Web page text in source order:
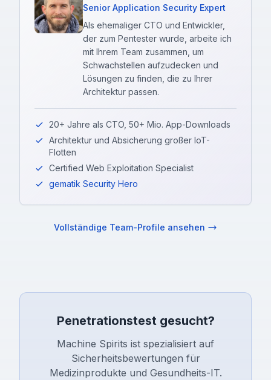
Senior Application Security Expert
Als ehemaliger CTO und Entwickler,
der zum Pentester wurde, arbeite ich
mit Ihrem Team zusammen, um
Schwachstellen aufzudecken und
Lösungen zu finden, die zu Ihrer
Architektur passen.
20+ Jahre als CTO, 50+ Mio. App-Downloads
Architektur und Absicherung großer IoT-
Flotten
Certified Web Exploitation Specialist
gematik Security Hero
Vollständige Team-Profile ansehen
Penetrationstest gesucht?
Machine Spirits ist spezialisiert auf
Sicherheitsbewertungen für
Medizinprodukte und Gesundheits-IT.